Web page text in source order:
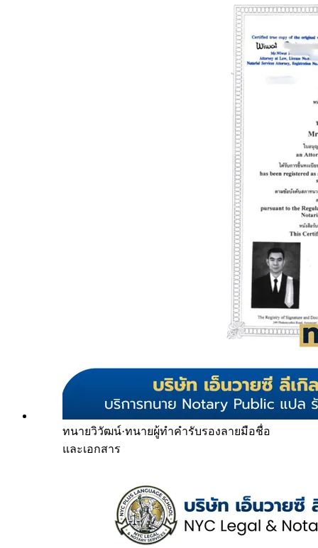
ทนายวิวัฒน์·ทนายผู้ทำคำรับรองลายมือชื่อ
และเอกสาร